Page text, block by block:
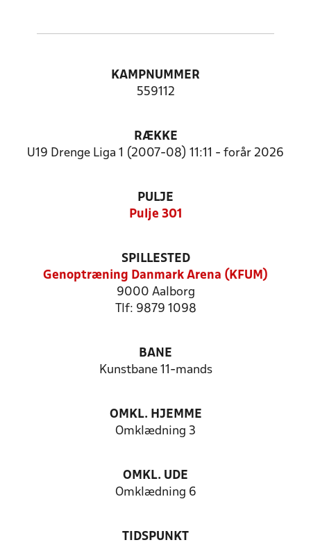
KAMPNUMMER
559112
RÆKKE
U19 Drenge Liga 1 (2007-08) 11:11 - forår 2026
PULJE
Pulje 301
SPILLESTED
Genoptræning Danmark Arena (KFUM)
9000 Aalborg
Tlf: 9879 1098
BANE
Kunstbane 11-mands
OMKL. HJEMME
Omklædning 3
OMKL. UDE
Omklædning 6
TIDSPUNKT